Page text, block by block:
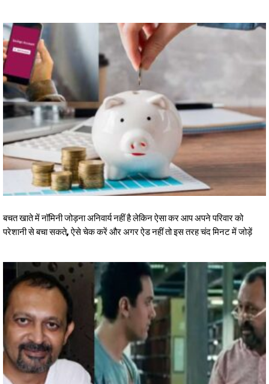
बचत खाते में नॉमिनी जोड़ना अनिवार्य नहीं है लेकिन ऐसा कर आप अपने परिवार को
परेशानी से बचा सकते, ऐसे चेक करें और अगर ऐड नहीं तो इस तरह चंद मिनट में जोड़ें